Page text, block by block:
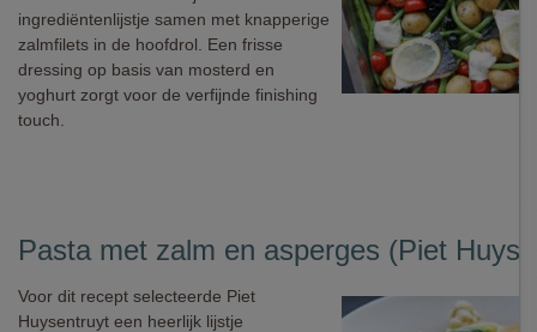
ingrediëntenlijstje samen met knapperige
zalmfilets in de hoofdrol. Een frisse
dressing op basis van mosterd en
yoghurt zorgt voor de verfijnde finishing
touch.
Pasta met zalm en asperges (Piet
Voor dit recept selecteerde Piet
Huysentruyt een heerlijk lijstje